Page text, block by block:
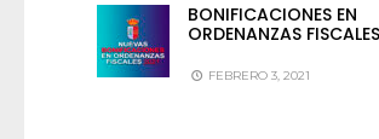
BONIFICACIONES EN
ORDENANZAS FISCALES
FEBRERO 3, 2021